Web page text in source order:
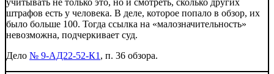
штрафов есть у человека. В деле, которое попало в обзор, их
было больше 100. Тогда ссылка на «малозначительность»
невозможна, подчеркивает суд.
Дело № 9-АД22-52-К1 , п. 36 обзора.